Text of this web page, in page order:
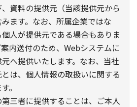
資料の提供元（当該提供元から
ます。なお、所属企業ではな
人が提供元である場合もありま
内送付のため、Webシステムに
へ提供いたします。なお、当社
は、個人情報の取扱いに関する
。
三者に提供することは、ご本人